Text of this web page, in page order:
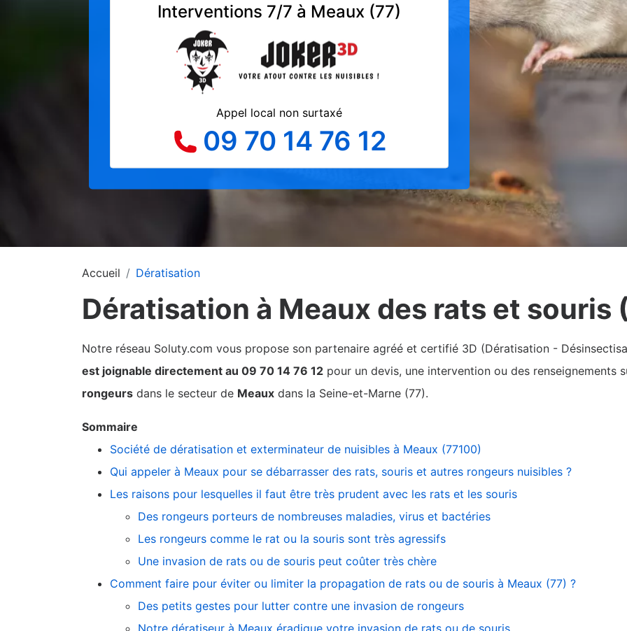
Interventions 7/7 à Meaux (77)
Appel local non surtaxé
09 70 14 76 12
Accueil Dératisation
Dératisation à Meaux des rats et souris
Notre réseau Soluty.com vous propose son partenaire agréé et certifié 3D (Dératisation -
est joignable directement au 09 70 14 76 12 pour un devis, une intervention ou des renseignements
rongeurs dans le secteur de Meaux dans la Seine-et-Marne (77).
Sommaire
Société de dératisation et exterminateur de nuisibles à Meaux (77100)
Qui appeler à Meaux pour se débarrasser des rats, souris et autres rongeurs nuisibles ?
Les raisons pour lesquelles il faut être très prudent avec les rats et les souris
Des rongeurs porteurs de nombreuses maladies, virus et bactéries
Les rongeurs comme le rat ou la souris sont très agressifs
Une invasion de rats ou de souris peut coûter très chère
Comment faire pour éviter ou limiter la propagation de rats ou de souris à Meaux (77) ?
Des petits gestes pour lutter contre une invasion de rongeurs
Notre dératiseur à Meaux éradique votre invasion de rats ou de souris